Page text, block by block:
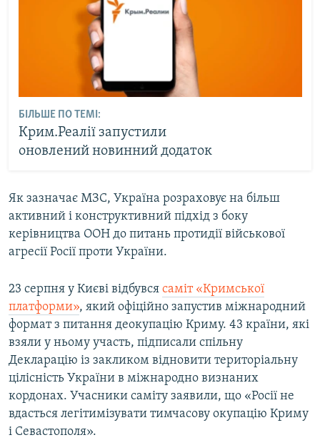
БІЛЬШЕ ПО ТЕМІ:
Крим.Реалії запустили
оновлений новинний додаток
Як зазначає МЗС, Україна розраховує на більш
активний і конструктивний підхід з боку
керівництва ООН до питань протидії військової
агресії Росії проти України.
23 серпня у Києві відбувся саміт «Кримської
платформи», який офіційно запустив міжнародний
формат з питання деокупацію Криму. 43 країни, які
взяли у ньому участь, підписали спільну
Декларацію із закликом відновити територіальну
цілісність України в міжнародно визнаних
кордонах. Учасники саміту заявили, що «Росії не
вдасться легітимізувати тимчасову окупацію Криму
і Севастополя».